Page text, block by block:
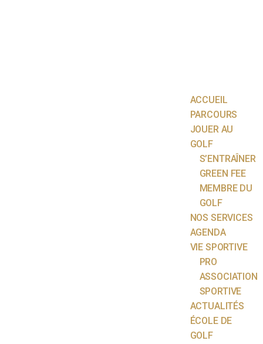
ACCUEIL
PARCOURS
JOUER AU
GOLF
S’ENTRAÎNER
GREEN FEE
MEMBRE DU
GOLF
NOS SERVICES
AGENDA
VIE SPORTIVE
PRO
ASSOCIATION
SPORTIVE
ACTUALITÉS
ÉCOLE DE
GOLF